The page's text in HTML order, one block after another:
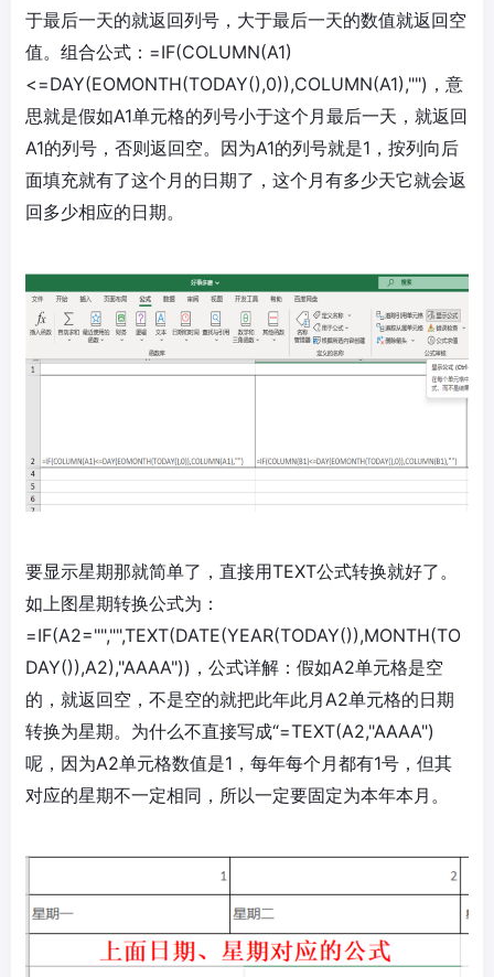
于最后一天的就返回列号，大于最后一天的数值就返回空
值。组合公式：=IF(COLUMN(A1)
<=DAY(EOMONTH(TODAY(),0)),COLUMN(A1),"")，意
思就是假如A1单元格的列号小于这个月最后一天，就返回
A1的列号，否则返回空。因为A1的列号就是1，按列向后
面填充就有了这个月的日期了，这个月有多少天它就会返
回多少相应的日期。
要显示星期那就简单了，直接用TEXT公式转换就好了。
如上图星期转换公式为：
=IF(A2="","",TEXT(DATE(YEAR(TODAY()),MONTH(TO
DAY()),A2),"AAAA"))，公式详解：假如A2单元格是空
的，就返回空，不是空的就把此年此月A2单元格的日期
转换为星期。为什么不直接写成“=TEXT(A2,"AAAA")
呢，因为A2单元格数值是1，每年每个月都有1号，但其
对应的星期不一定相同，所以一定要固定为本年本月。